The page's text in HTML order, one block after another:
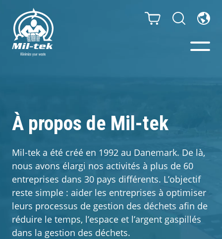
Poubelles de tri
Secteurs
Matériaux
À propos de Mil-tek
Mil-tek a été créé en 1992 au Danemark. De là,
nous avons élargi nos activités à plus de 60
entreprises dans 30 pays différents. L’objectif
reste simple : aider les entreprises à optimiser
leurs processus de gestion des déchets afin de
réduire le temps, l’espace et l’argent gaspillés
dans la gestion des déchets.